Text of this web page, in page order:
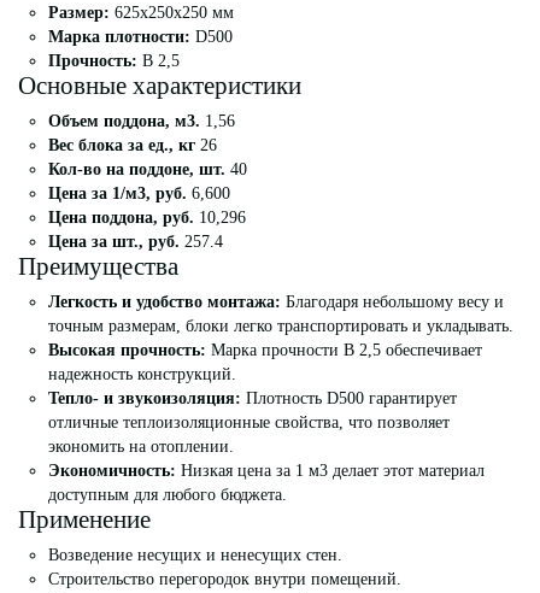
Размер: 625x250x250 мм
Марка плотности: D500
Прочность: B 2,5
Основные характеристики
Объем поддона, м3. 1,56
Вес блока за ед., кг 26
Кол-во на поддоне, шт. 40
Цена за 1/м3, руб. 6,600
Цена поддона, руб. 10,296
Цена за шт., руб. 257.4
Преимущества
Легкость и удобство монтажа: Благодаря небольшому весу и
точным размерам, блоки легко транспортировать и укладывать.
Высокая прочность: Марка прочности B 2,5 обеспечивает
надежность конструкций.
Тепло- и звукоизоляция: Плотность D500 гарантирует
отличные теплоизоляционные свойства, что позволяет
экономить на отоплении.
Экономичность: Низкая цена за 1 м3 делает этот материал
доступным для любого бюджета.
Применение
Возведение несущих и ненесущих стен.
Строительство перегородок внутри помещений.